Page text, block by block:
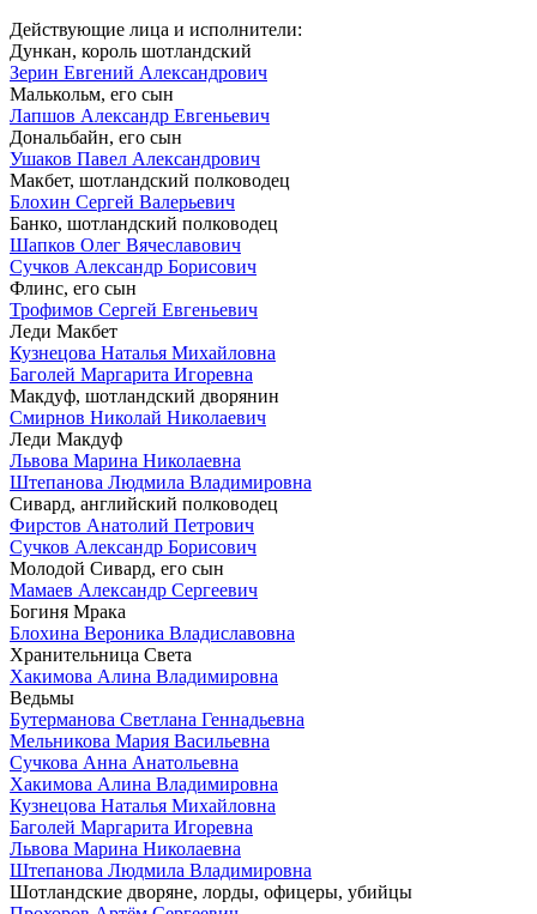
Действующие лица и исполнители:
Дункан, король шотландский
Зерин Евгений Александрович
Малькольм, его сын
Лапшов Александр Евгеньевич
Дональбайн, его сын
Ушаков Павел Александрович
Макбет, шотландский полководец
Блохин Сергей Валерьевич
Банко, шотландский полководец
Шапков Олег Вячеславович
Сучков Александр Борисович
Флинс, его сын
Трофимов Сергей Евгеньевич
Леди Макбет
Кузнецова Наталья Михайловна
Баголей Маргарита Игоревна
Макдуф, шотландский дворянин
Смирнов Николай Николаевич
Леди Макдуф
Львова Марина Николаевна
Штепанова Людмила Владимировна
Сивард, английский полководец
Фирстов Анатолий Петрович
Сучков Александр Борисович
Молодой Сивард, его сын
Мамаев Александр Сергеевич
Богиня Мрака
Блохина Вероника Владиславовна
Хранительница Света
Хакимова Алина Владимировна
Ведьмы
Бутерманова Светлана Геннадьевна
Мельникова Мария Васильевна
Сучкова Анна Анатольевна
Хакимова Алина Владимировна
Кузнецова Наталья Михайловна
Баголей Маргарита Игоревна
Львова Марина Николаевна
Штепанова Людмила Владимировна
Шотландские дворяне, лорды, офицеры, убийцы